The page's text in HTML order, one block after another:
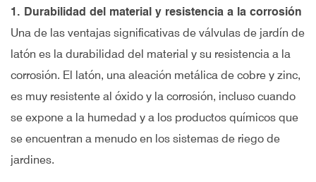
1. Durabilidad del material y resistencia a la corrosión
Una de las ventajas significativas de válvulas de jardín de
latón es la durabilidad del material y su resistencia a la
corrosión. El latón, una aleación metálica de cobre y zinc,
es muy resistente al óxido y la corrosión, incluso cuando
se expone a la humedad y a los productos químicos que
se encuentran a menudo en los sistemas de riego de
jardines.